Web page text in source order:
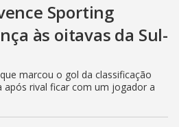
Sporting
às oitavas da Sul-
marcou o gol da classificação
após rival ficar com um jogador a